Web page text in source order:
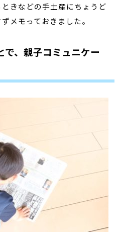
きなどの手土産にちょうど
メモっておきました。
で、親子コミュニケー